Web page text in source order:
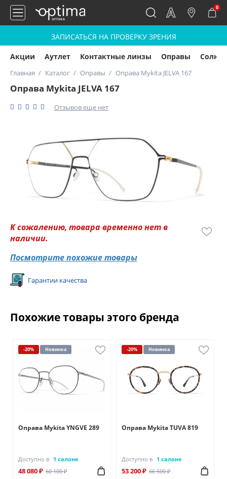
0
ЗАПИСАТЬСЯ НА ПРОВЕРКУ ЗРЕНИЯ
Акции Аутлет Контактные линзы Оправы
Главная Каталог Оправы Оправа Mykita JELVA 167
Оправа Mykita JELVA 167
Отзывов еще нет
К сожалению, товара временно нет в
наличии.
Посмотрите похожие товары
Гарантии качества
Похожие товары этого бренда
-20% Новинка
Оправа Mykita YNGVE 289
Доступно в 1 салоне
48 080 ₽ 60 100 ₽
-20% Новинка
Оправа Mykita TUVA 819
Доступно в 1 салоне
53 200 ₽ 66 500 ₽